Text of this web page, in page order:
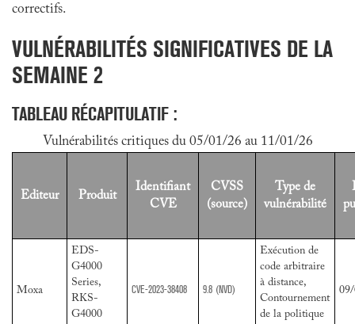
correctifs.
VULNÉRABILITÉS SIGNIFICATIVES DE LA
SEMAINE 2
TABLEAU RÉCAPITULATIF :
Vulnérabilités critiques du 05/01/26 au 11/01/26
Editeur Produit
Identifiant
CVE
CVSS
(source)
Type de
vulnérabilité
Moxa
EDS-
G4000
Series,
RKS-
G4000
CVE-2023-38408 9.8 (NVD)
Exécution de
code arbitraire
à distance,
Contournement
de la politique